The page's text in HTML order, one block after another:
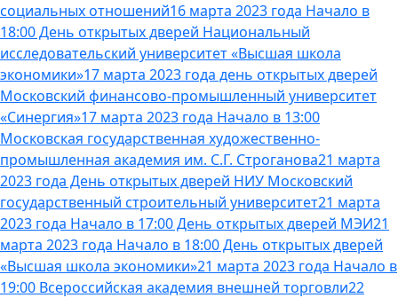
социальных отношений16 марта 2023 года Начало в
18:00 День открытых дверей Национальный
исследовательский университет «Высшая школа
экономики»17 марта 2023 года день открытых дверей
Московский финансово-промышленный университет
«Синергия»17 марта 2023 года Начало в 13:00
Московская государственная художественно-
промышленная академия им. С.Г. Строганова21 марта
2023 года День открытых дверей НИУ Московский
государственный строительный университет21 марта
2023 года Начало в 17:00 День открытых дверей МЭИ21
марта 2023 года Начало в 18:00 День открытых дверей
«Высшая школа экономики»21 марта 2023 года Начало в
19:00 Всероссийская академия внешней торговли22